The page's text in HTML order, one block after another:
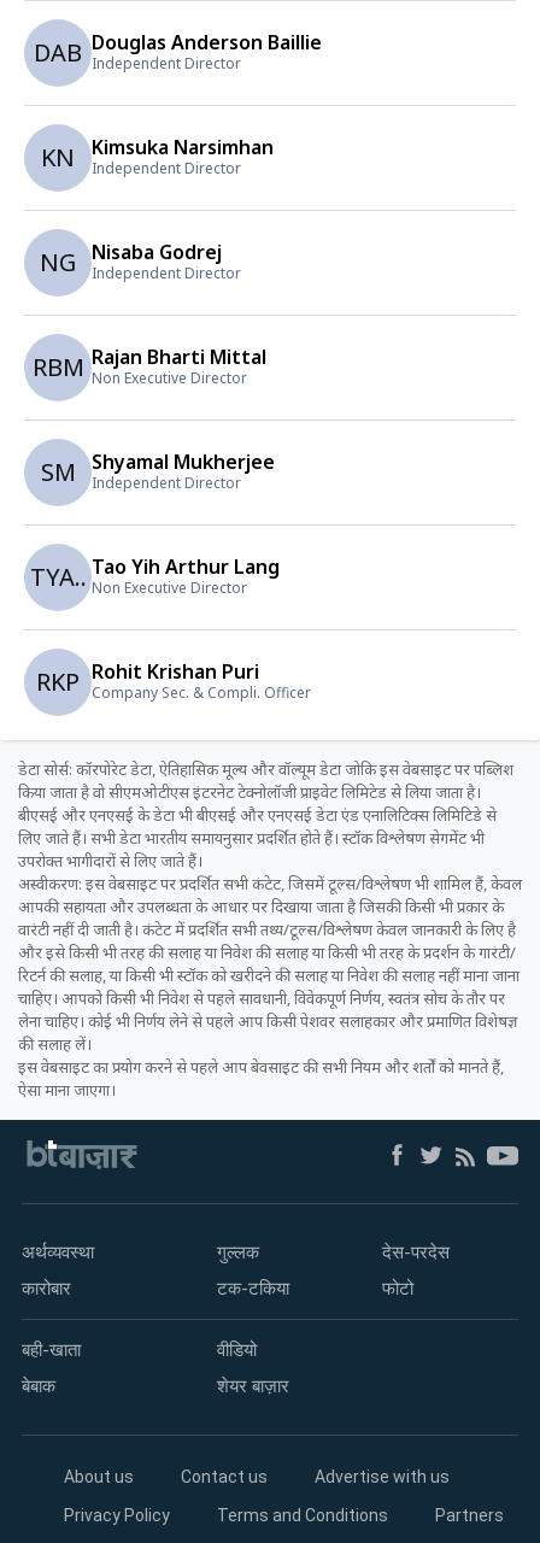
DAB Douglas Anderson Baillie
Independent Director
KN Kimsuka Narsimhan
Independent Director
NG Nisaba Godrej
Independent Director
RBM Rajan Bharti Mittal
Non Executive Director
SM Shyamal Mukherjee
Independent Director
TYA.. Tao Yih Arthur Lang
Non Executive Director
RKP Rohit Krishan Puri
Company Sec. & Compli. Officer
डेटा सोर्स: कॉरपोरेट डेटा, ऐतिहासिक मूल्य और वॉल्यूम डेटा जोकि इस वेबसाइट पर पब्लिश
किया जाता है वो सीएमओटीएस इंटरनेट टेक्नोलॉजी प्राइवेट लिमिटेड से लिया जाता है।
बीएसई और एनएसई के डेटा भी बीएसई और एनएसई डेटा एंड एनालिटिक्स लिमिटिडे से
लिए जाते हैं। सभी डेटा भारतीय समायनुसार प्रदर्शित होते हैं। स्टॉक विश्लेषण सेगमेंट भी
उपरोक्त भागीदारों से लिए जाते हैं।
अस्वीकरण: इस वेबसाइट पर प्रदर्शित सभी कंटेट, जिसमें टूल्स/विश्लेषण भी शामिल हैं, केवल
आपकी सहायता और उपलब्धता के आधार पर दिखाया जाता है जिसकी किसी भी प्रकार के
वारंटी नहीं दी जाती है। कंटेट में प्रदर्शित सभी तथ्य/टूल्स/विश्लेषण केवल जानकारी के लिए है
और इसे किसी भी तरह की सलाह या निवेश की सलाह या किसी भी तरह के प्रदर्शन के गारंटी/
रिटर्न की सलाह, या किसी भी स्टॉक को खरीदने की सलाह या निवेश की सलाह नहीं माना जाना
चाहिए। आपको किसी भी निवेश से पहले सावधानी, विवेकपूर्ण निर्णय, स्वतंत्र सोच के तौर पर
लेना चाहिए। कोई भी निर्णय लेने से पहले आप किसी पेशवर सलाहकार और प्रमाणित विशेषज्ञ
की सलाह लें।
इस वेबसाइट का प्रयोग करने से पहले आप बेवसाइट की सभी नियम और शर्तों को मानते हैं,
ऐसा माना जाएगा।
अर्थव्यवस्था
कारोबार
गुल्लक
टक-टकिया
देस-परदेस
फोटो
बही-खाता
बेबाक
वीडियो
शेयर बाज़ार
About us Contact us
Advertise with us
Privacy Policy
Terms and Conditions Partners